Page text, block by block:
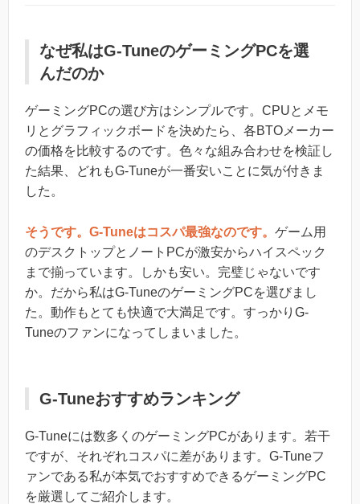
なぜ私はG-TuneのゲーミングPCを選
んだのか
ゲーミングPCの選び方はシンプルです。CPUとメモ
リとグラフィックボードを決めたら、各BTOメーカー
の価格を比較するのです。色々な組み合わせを検証し
た結果、どれもG-Tuneが一番安いことに気が付きま
した。
そうです。G-Tuneはコスパ最強なのです。 ゲーム用
のデスクトップとノートPCが激安からハイスペック
まで揃っています。しかも安い。完璧じゃないです
か。だから私はG-TuneのゲーミングPCを選びまし
た。動作もとても快適で大満足です。すっかりG-
Tuneのファンになってしまいました。
G-Tuneおすすめランキング
G-Tuneには数多くのゲーミングPCがあります。若干
ですが、それぞれコスパに差があります。G-Tuneフ
ァンである私が本気でおすすめできるゲーミングPC
を厳選してご紹介します。